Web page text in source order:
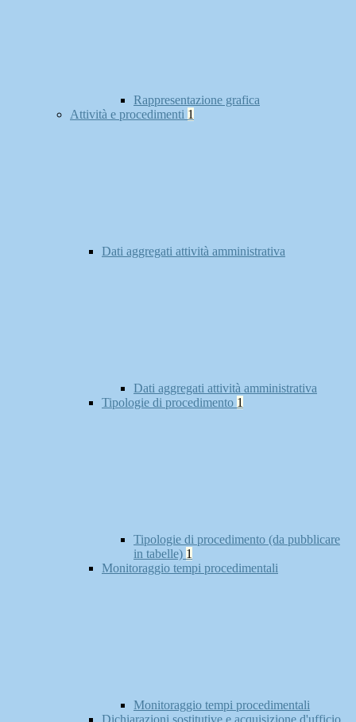
Rappresentazione grafica
Attività e procedimenti 1
Dati aggregati attività amministrativa
Dati aggregati attività amministrativa
Tipologie di procedimento 1
Tipologie di procedimento (da pubblicare
in tabelle) 1
Monitoraggio tempi procedimentali
Monitoraggio tempi procedimentali